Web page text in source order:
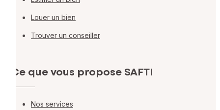
Louer un bien
Trouver un conseiller
Ce que vous propose SAFTI
Nos services